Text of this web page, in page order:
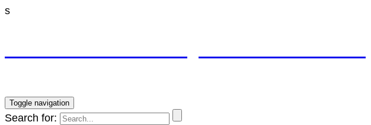
s
Toggle navigation
Search for: